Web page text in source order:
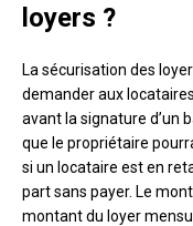
loyers ?
La sécurisation des
demander aux
avant la signature d’un
que le propriétaire
si un locataire est en
part sans payer. Le
montant du loyer